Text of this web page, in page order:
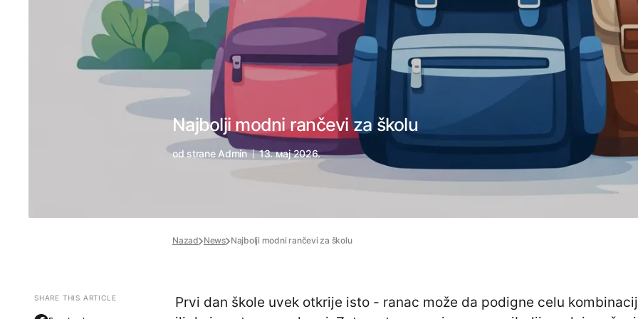
Najbolji modni rančevi za školu
od strane Admin 13. мај 2026.
Nazad News Najbolji modni rančevi za školu
SHARE THIS ARTICLE
Prvi dan škole uvek otkrije isto - ranac može da podigne celu